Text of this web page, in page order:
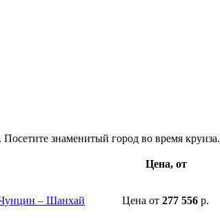
знаменитый город во время круиза.
Цена, от
– Шанхай Цена от 277 556 р.